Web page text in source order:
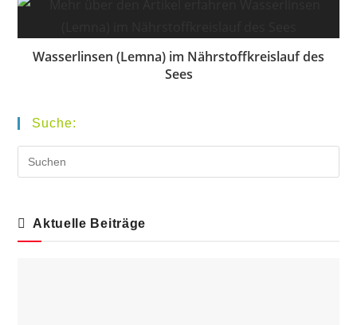
Wasserlinsen (Lemna) im Nährstoffkreislauf des
Sees
Suche:
Aktuelle Beiträge